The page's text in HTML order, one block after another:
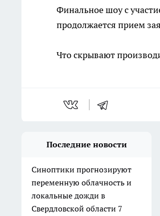
Финальное шоу с
продолжается прием
Что скрывают
Последние новости
Синоптики прогнозируют
переменную облачность и
локальные дожди в
Свердловской области 7